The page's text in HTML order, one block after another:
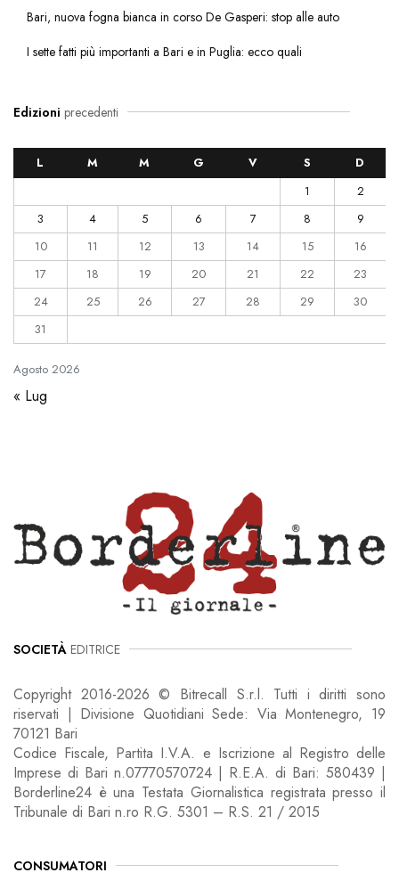
Bari, nuova fogna bianca in corso De Gasperi: stop alle auto
I sette fatti più importanti a Bari e in Puglia: ecco quali
Edizioni precedenti
Agosto 2026
L M M G V S
D
1
2
3
4 5 6 7 8
9
10
11 12 13 14 15
16
17
18 19 20 21 22
23
24
25 26 27 28 29
30
31
« Lug
SOCIETÀ EDITRICE
Copyright 2016-2026 © Bitrecall S.r.l. Tutti i diritti sono
riservati | Divisione Quotidiani Sede: Via Montenegro, 19
70121 Bari
Codice Fiscale, Partita I.V.A. e Iscrizione al Registro delle
Imprese di Bari n.07770570724 | R.E.A. di Bari: 580439 |
Borderline24 è una Testata Giornalistica registrata presso il
Tribunale di Bari n.ro R.G. 5301 – R.S. 21 / 2015
CONSUMATORI